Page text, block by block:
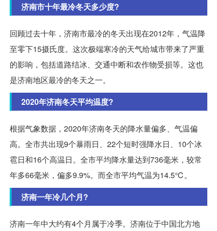
济南市十年最冷冬天多少度?
回顾过去十年，济南市最冷的冬天出现在2012年，气温降
至零下15摄氏度。这次极端寒冷的天气给城市带来了严重
的影响，包括道路结冰、交通中断和农作物受损等。这也
是济南地区最冷的冬天之一。
2020年济南冬天平均温度?
根据气象数据，2020年济南冬天的降水量偏多、气温偏
高。全市共出现9个暴雨日、22个短时强降水日、10个冰
雹日和16个高温日。全市平均降水量达到736毫米，较常
年多66毫米，偏多9.9%。而全市平均气温为14.5℃。
济南一年冷几个月?
济南一年中大约有4个月属于冷季。济南位于中国北方地